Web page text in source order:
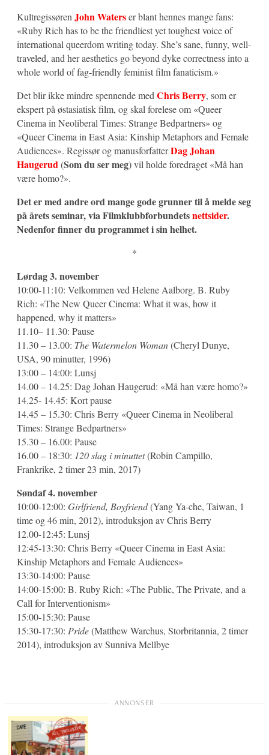
Kultregissøren John Waterser blant hennes mange fans:
«Ruby Rich has to be the friendliest yet toughest voice of
international queerdom writing today. She’s sane, funny, well-
traveled, and her aesthetics go beyond dyke correctness into a
whole world of fag-friendly feminist film fanaticism.»
Det blir ikke mindre spennende med Chris Berry, som er
ekspert på østasiatisk film, og skal forelese om «Queer
Cinema in Neoliberal Times: Strange Bedpartners» og
«Queer Cinema in East Asia: Kinship Metaphors and Female
Audiences». Regissør og manusforfatterDag Johan
Haugerud(Som du ser meg) vil holde foredraget «Må han
være homo?».
Det er med andre ord mange gode grunner til å melde seg
på årets seminar, via Filmklubbforbundetsnettsider.
Nedenfor finner du programmet i sin helhet.
*
Lørdag 3. november
10:00-11:10: Velkommen ved Helene Aalborg. B. Ruby
Rich: «The New Queer Cinema: What it was, how it
happened, why it matters»
11.10– 11.30: Pause
11.30 – 13.00: The Watermelon Woman(Cheryl Dunye,
USA, 90 minutter, 1996)
13:00 – 14:00: Lunsj
14.00 – 14.25: Dag Johan Haugerud: «Må han være homo?»
14.25- 14.45: Kort pause
14.45 – 15.30: Chris Berry «Queer Cinema in Neoliberal
Times: Strange Bedpartners»
15.30 – 16.00: Pause
16.00 – 18:30: 120 slag i minuttet(Robin Campillo,
Frankrike, 2 timer 23 min, 2017)
Søndaf 4. november
10:00-12:00: Girlfriend, Boyfriend(Yang Ya-che, Taiwan, 1
time og 46 min, 2012), introduksjon av Chris Berry
12.00-12:45: Lunsj
12:45-13:30: Chris Berry «Queer Cinema in East Asia:
Kinship Metaphors and Female Audiences»
13:30-14:00: Pause
14:00-15:00: B. Ruby Rich: «The Public, The Private, and a
Call for Interventionism»
15:00-15:30: Pause
15:30-17:30: Pride(Matthew Warchus, Storbritannia, 2 timer
2014), introduksjon av Sunniva Mellbye